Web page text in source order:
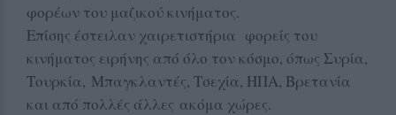
φορέων του μαζικού κινήματος.
Επίσης έστειλαν χαιρετιστήρια φορείς του
κινήματος ειρήνης από όλο τον κόσμο, όπως Συρία,
Τουρκία, Μπαγκλαντές, Τσεχία, ΗΠΑ, Βρετανία
και από πολλές άλλες ακόμα χώρες.